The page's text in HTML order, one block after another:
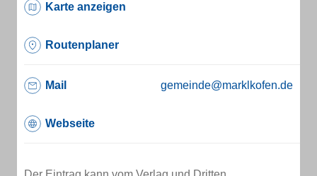
Karte anzeigen
Routenplaner
Mail gemeinde@marklkofen.de
Webseite